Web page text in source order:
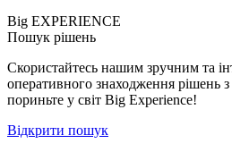
Big EXPERIENCE
Пошук рішень
Скористайтесь нашим зручним та
оперативного знаходження рішень
пориньте у світ Big Experience!
Відкрити пошук